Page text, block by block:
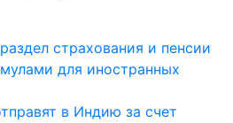
для иностранных
в Индию за счет